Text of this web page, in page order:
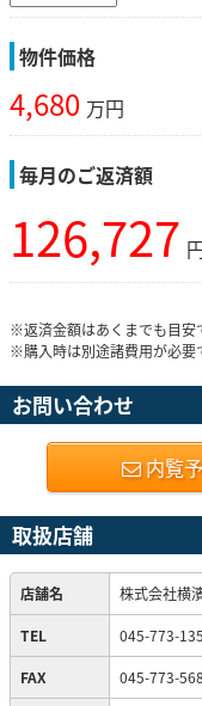
物件価格
4,680 万円
毎月のご返済額
126,727
※返済金額はあくまでも目安
※購入時は別途諸費用が必要
お問い合わせ
内覧
取扱店舗
店舗名 株式会社横
TEL 045-773-
FAX 045-773-